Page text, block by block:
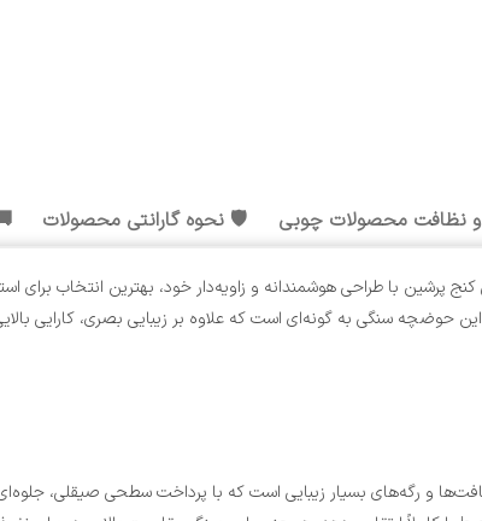
نظافت محصولات چوبی 🛡️ نحوه گارانتی محصولات
با طراحی هوشمندانه و زاویه‌دار خود، بهترین انتخاب برای
سنگی به گونه‌ای است که علاوه بر زیبایی بصری، کارایی
و رگه‌های بسیار زیبایی است که با پرداخت سطحی صیقلی،